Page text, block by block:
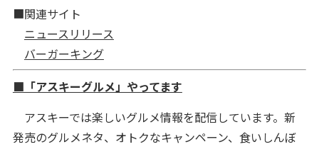
■関連サイト
ニュースリリース
バーガーキング
■「アスキーグルメ」やってます
アスキーでは楽しいグルメ情報を配信しています。新
発売のグルメネタ、オトクなキャンペーン、食いしんぼ